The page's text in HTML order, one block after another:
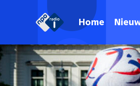
Home